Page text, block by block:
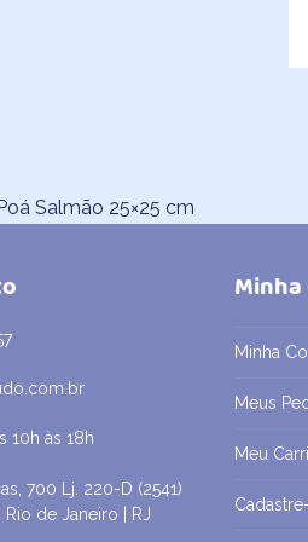
Salmão 25×25 cm
10h às 18h
700 Lj. 220-D (2541)
Rio de Janeiro | RJ
Minha
Meus
Meu